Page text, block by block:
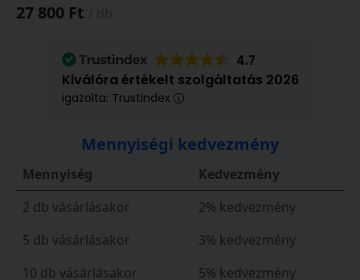
27 800 Ft
4.7
Kiválóra értékelt szolgáltatás 2026
igazolta: Trustindex
Mennyiségi kedvezmény
Mennyiség
Kedvezmény
2 db vásárlásakor
2% kedvezmény
5 db vásárlásakor
3% kedvezmény
10 db vásárlásakor
5% kedvezmény